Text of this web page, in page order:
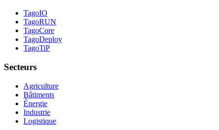
TagoIO
TagoRUN
TagoCore
TagoDeploy
TagoTiP
Secteurs
Agriculture
Bâtiments
Énergie
Industrie
Logistique